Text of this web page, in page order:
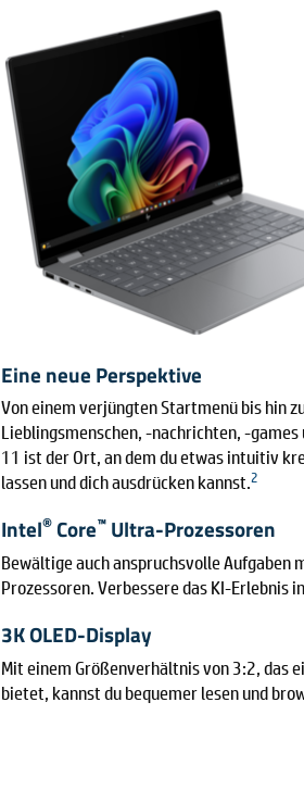
Eine neue Perspektive
Von einem verjüngten Startmenü bis hin
Lieblingsmenschen, -nachrichten, -
11 ist der Ort, an dem du etwas intuitiv
lassen und dich ausdrücken kannst.2
Intel®Core™ Ultra-Prozessoren
Bewältige auch anspruchsvolle Aufgaben
Prozessoren. Verbessere das KI-Erlebnis
3K OLED-Display
Mit einem Größenverhältnis von 3:2, das
bietet, kannst du bequemer lesen und